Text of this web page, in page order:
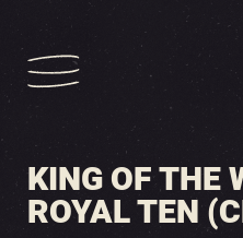
KING OF THE
ROYAL TEN